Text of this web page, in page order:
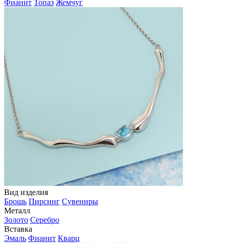
Фианит Топаз Жемчуг
Вид изделия
Брошь Пирсинг Сувениры
Металл
Золото Серебро
Вставка
Эмаль Фианит Кварц